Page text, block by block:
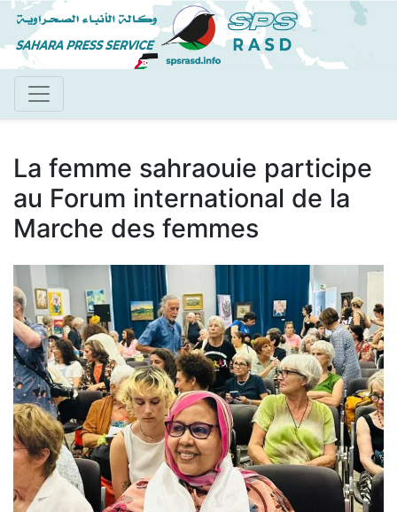
Aller
au
contenu
La femme sahraouie participe
au Forum international de la
Marche des femmes